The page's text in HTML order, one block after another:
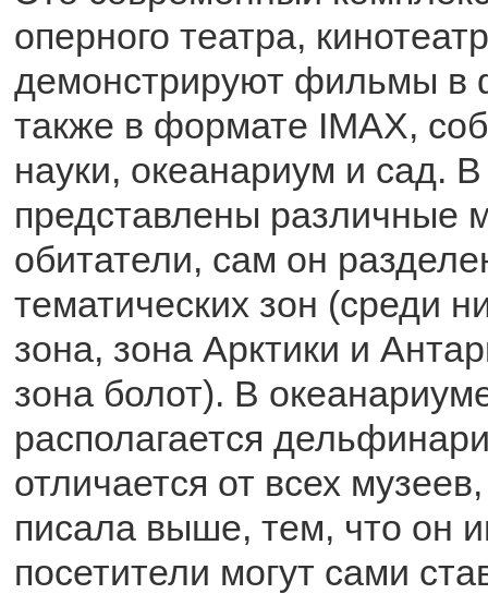
оперного театра,
демонстрируют фильмы в
также в формате IMAX,
науки, океанариум и сад.
представлены различные
обитатели, сам он
тематических зон (среди
зона, зона Арктики и
зона болот). В
располагается
отличается от всех
писала выше, тем, что он
посетители могут сами